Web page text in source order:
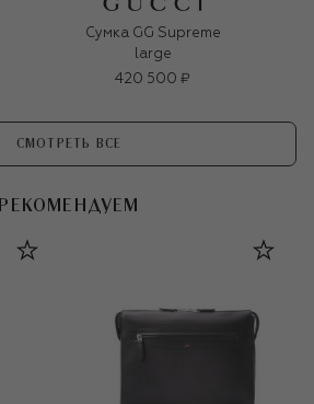
Сумка GG Supreme
large
420 500 ₽
СМОТРЕТЬ ВСЕ
РЕКОМЕНДУЕМ